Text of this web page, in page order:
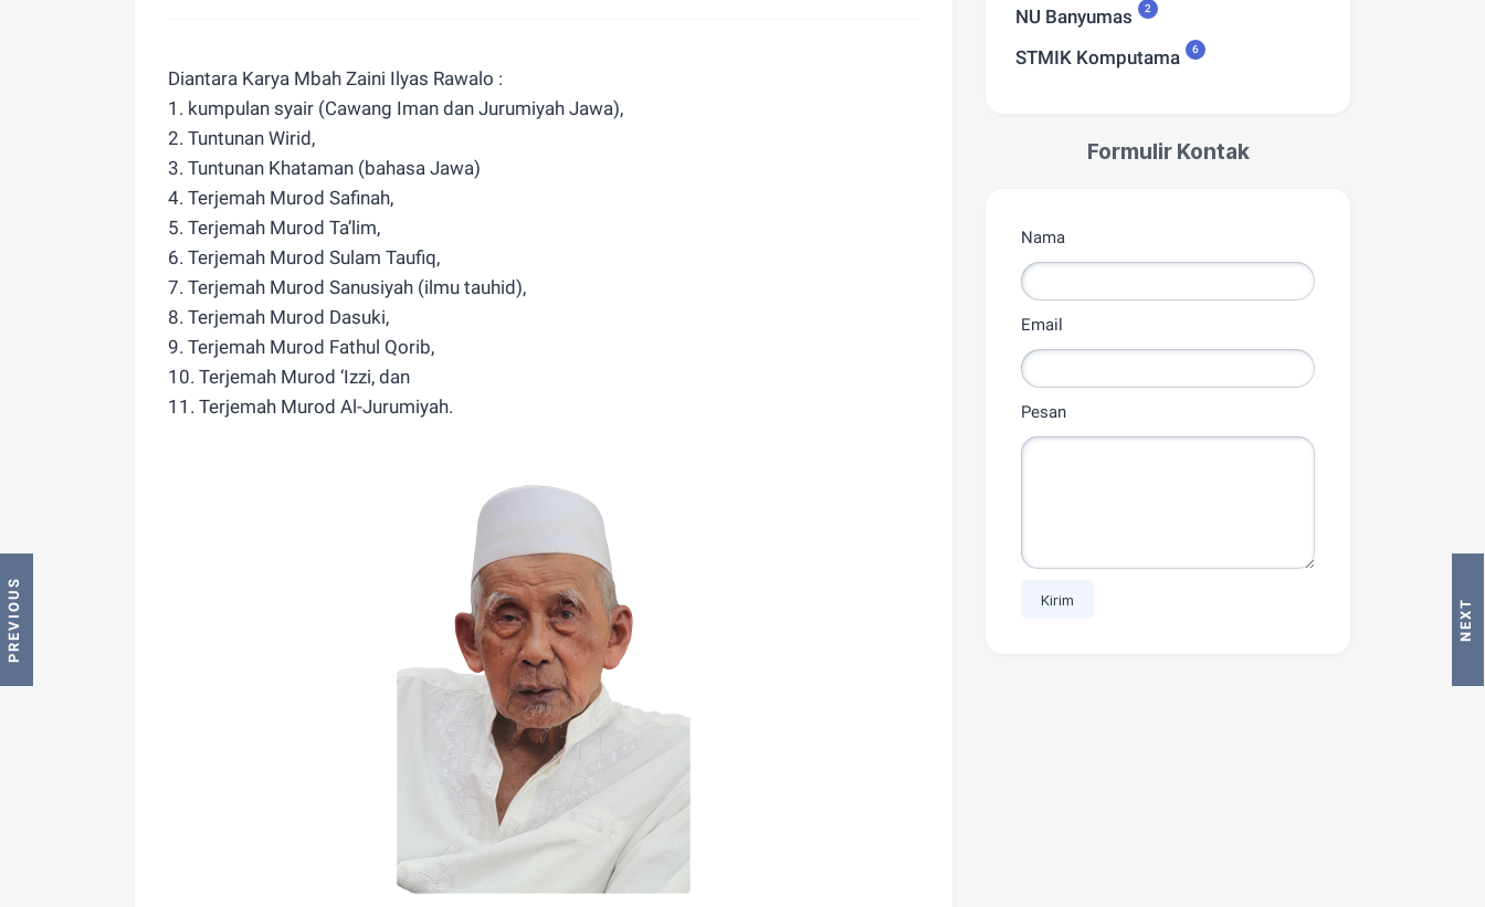
Diantara Karya Mbah Zaini Ilyas Rawalo :
1. kumpulan syair (Cawang Iman dan Jurumiyah Jawa),
2. Tuntunan Wirid,
3. Tuntunan Khataman (bahasa Jawa)
4. Terjemah Murod Safinah,
5. Terjemah Murod Ta’lim,
6. Terjemah Murod Sulam Taufiq,
7. Terjemah Murod Sanusiyah (ilmu tauhid),
8. Terjemah Murod Dasuki,
9. Terjemah Murod Fathul Qorib,
10. Terjemah Murod ‘Izzi, dan
11. Terjemah Murod Al-Jurumiyah.
NU Banyumas 2
STMIK Komputama 6
Formulir Kontak
Nama
Email
Pesan